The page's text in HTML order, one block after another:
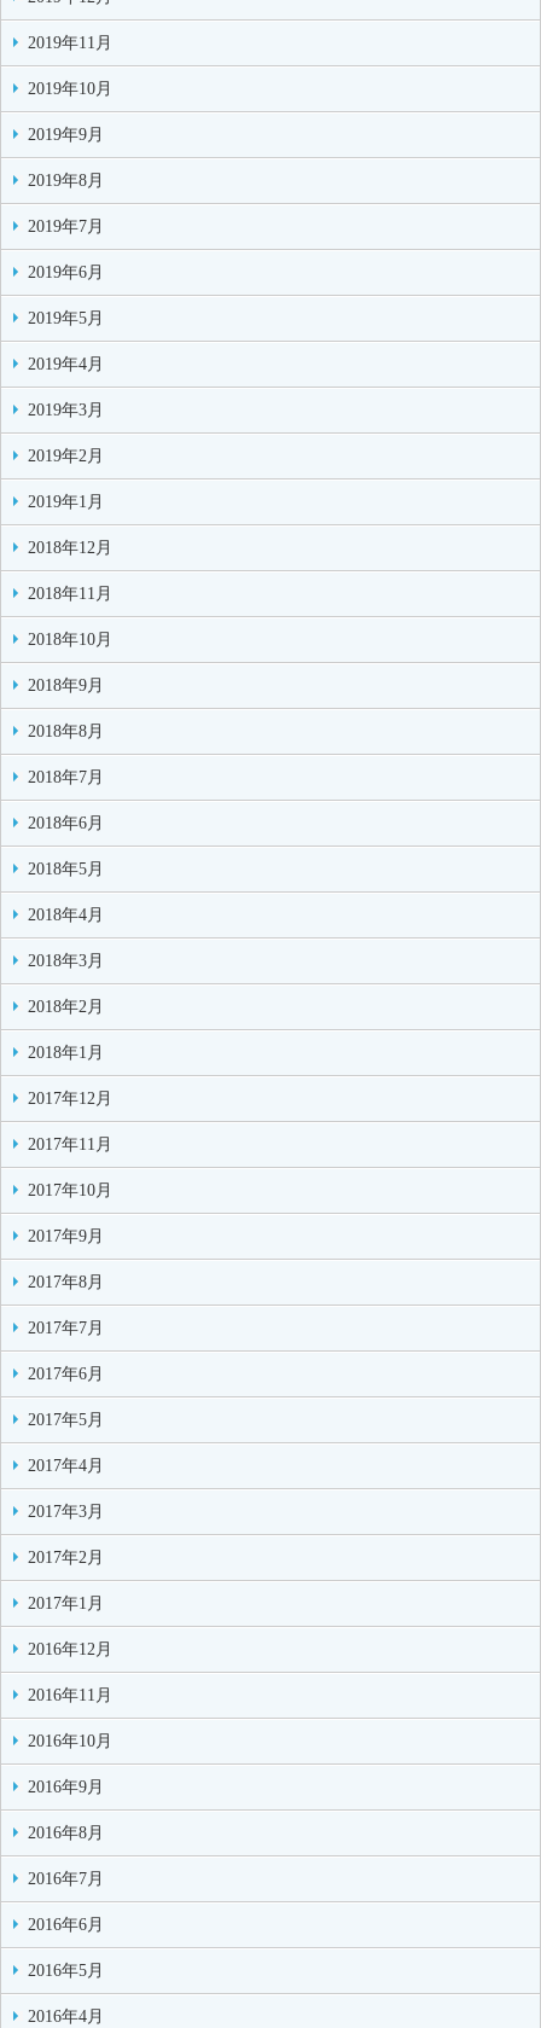
2019年11月
2019年10月
2019年9月
2019年8月
2019年7月
2019年6月
2019年5月
2019年4月
2019年3月
2019年2月
2019年1月
2018年12月
2018年11月
2018年10月
2018年9月
2018年8月
2018年7月
2018年6月
2018年5月
2018年4月
2018年3月
2018年2月
2018年1月
2017年12月
2017年11月
2017年10月
2017年9月
2017年8月
2017年7月
2017年6月
2017年5月
2017年4月
2017年3月
2017年2月
2017年1月
2016年12月
2016年11月
2016年10月
2016年9月
2016年8月
2016年7月
2016年6月
2016年5月
2016年4月